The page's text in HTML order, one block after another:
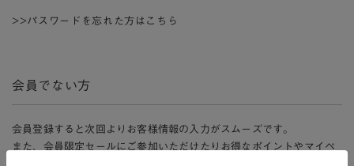
>>パスワードを忘れた方はこちら
会員でない方
会員登録すると次回よりお客様情報の入力がスムーズです。
また、会員限定セールにご参加いただけたりお得なポイントやマイペ